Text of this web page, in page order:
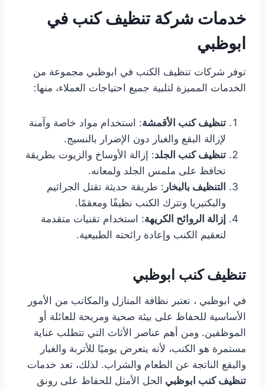
خدمات شركة تنظيف كنب في
ابوظبي
توفر شركات تنظيف الكنب في ابوظبي مجموعة من
الخدمات المميزة لتلبية جميع احتياجات العملاء، منها:
تنظيف كنب الأقمشة: استخدام مواد خاصة وآمنة
لإزالة البقع والغبار دون الإضرار بالنسيج.
تنظيف كنب الجلد: إزالة الأوساخ والزيوت بطريقة
تحافظ على ملمس الجلد ولمعانه.
التنظيف بالبخار : طريقة حديثة تقتل الجراثيم
والبكتيريا وتترك الكنب نظيفًا ومعقمًا.
إزالة الروائح الكريهة: استخدام تقنيات متقدمة
لتعقيم الكنب وإعادة رائحته الطبيعية.
تنظيف كنب ابوظبي
في ابوظبي ، تعتبر نظافة المنازل والمكاتب من الأمور
الأساسية للحفاظ على بيئة صحية ومريحة للعائلة أو
الموظفين. ومن أهم عناصر الأثاث التي تتطلب عناية
مستمرة هو الكنب، لأنه يتعرض يوميًا للأتربة والغبار
والبقع الناتجة عن الطعام والشراب. لذلك، تعد خدمات
تنظيف كنب ابوظبي الحل الأمثل للحفاظ على رونق